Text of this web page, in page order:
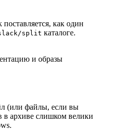
поставляется, как один
split каталоге.
и образы
(или файлы, если вы
в архиве слишком велики